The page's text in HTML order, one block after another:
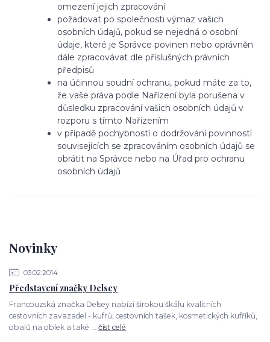
Novinky
03.02.2014
Představení značky Delsey
Francouzská značka Delsey nabízí širokou škálu kvalitních
cestovních zavazadel - kufrů, cestovních tašek, kosmetických kufříků,
obalů na oblek a také ... číst celé
omezení jejich zpracování
požadovat po společnosti výmaz vašich
osobních údajů, pokud se nejedná o osobní
údaje, které je Správce povinen nebo oprávněn
dále zpracovávat dle příslušných právních
předpisů
na účinnou soudní ochranu, pokud máte za to,
že vaše práva podle Nařízení byla porušena v
důsledku zpracování vašich osobních údajů v
rozporu s tímto Nařízením
v případě pochybností o dodržování povinností
souvisejících se zpracováním osobních údajů se
obrátit na Správce nebo na Úřad pro ochranu
osobních údajů